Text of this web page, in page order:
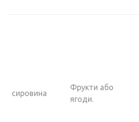
сировина
Фрукти або
ягоди.